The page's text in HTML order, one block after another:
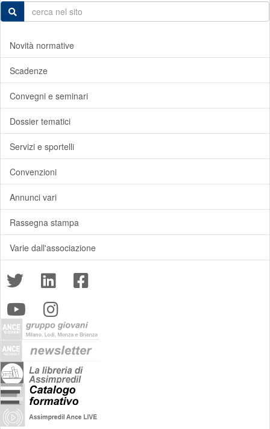
Novità normative
Scadenze
Convegni e seminari
Dossier tematici
Servizi e sportelli
Convenzioni
Annunci vari
Rassegna stampa
Varie dall'associazione